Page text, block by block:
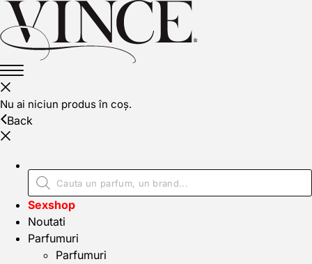
Nu ai niciun produs în coș.
Back
Sexshop
Noutati
Parfumuri
Parfumuri